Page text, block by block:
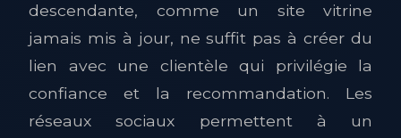
descendante, comme un site vitrine
jamais mis à jour, ne suffit pas à créer du
lien avec une clientèle qui privilégie la
confiance et la recommandation. Les
réseaux sociaux permettent à un